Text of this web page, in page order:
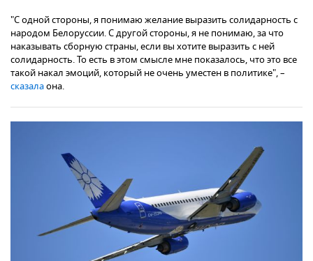
"С одной стороны, я понимаю желание выразить солидарность с
народом Белоруссии. С другой стороны, я не понимаю, за что
наказывать сборную страны, если вы хотите выразить с ней
солидарность. То есть в этом смысле мне показалось, что это все
такой накал эмоций, который не очень уместен в политике", –
сказалаона.